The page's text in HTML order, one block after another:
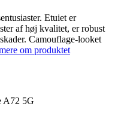
Etuiet er
af høj kvalitet, er robust
Camouflage-looket
om produktet
A72 5G